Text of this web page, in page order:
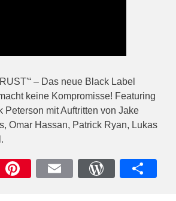
– Das neue Black Label
keine Kompromisse! Featuring
Peterson mit Auftritten von Jake
Omar Hassan, Patrick Ryan, Lukas